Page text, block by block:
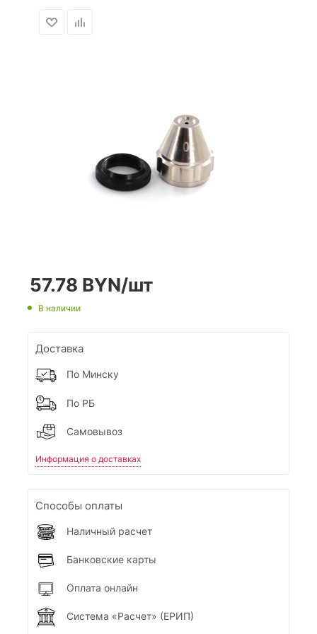
57.78 BYN/шт
В наличии
Доставка
По Минску
По РБ
Самовывоз
Информация о доставках
Способы оплаты
Наличный расчет
Банковские карты
Оплата онлайн
Система «Расчет» (ЕРИП)